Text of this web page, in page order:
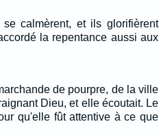
calmèrent, et ils glorifièrent
la repentance aussi aux
de pourpre, de la ville
Dieu, et elle écoutait. Le
qu'elle fût attentive à ce que